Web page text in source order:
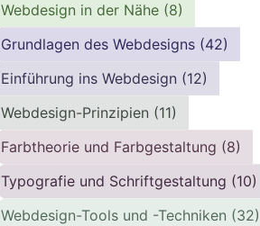
Webdesign in der Nähe (8)
Grundlagen des Webdesigns (42)
Einführung ins Webdesign (12)
Webdesign-Prinzipien (11)
Farbtheorie und Farbgestaltung (8)
Typografie und Schriftgestaltung (10)
Webdesign-Tools und -Techniken (32)